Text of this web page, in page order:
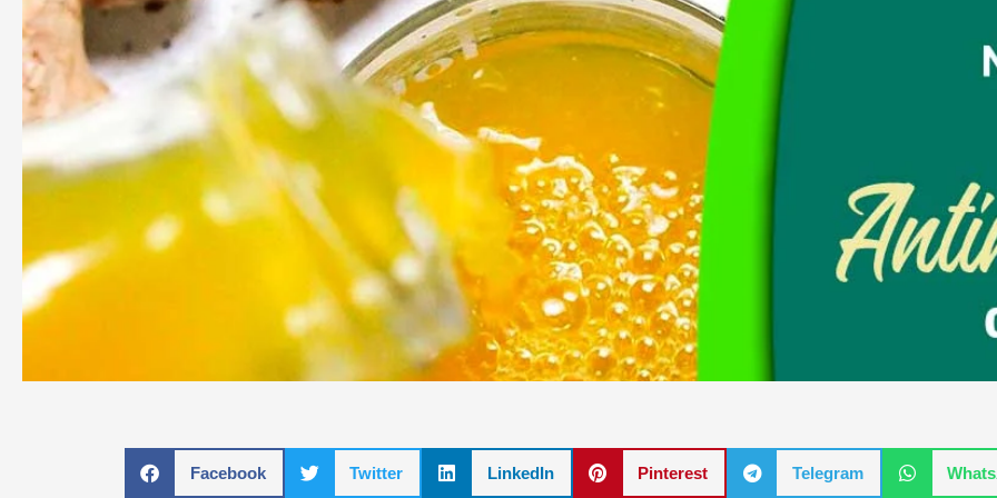
Facebook Twitter LinkedIn Pinterest Telegram